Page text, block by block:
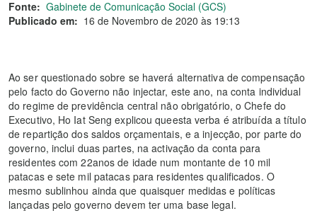
Fonte: Gabinete de Comunicação Social (GCS)
Publicado em: 16 de Novembro de 2020 às 19:13
Ao ser questionado sobre se haverá alternativa de compensação
pelo facto do Governo não injectar, este ano, na conta individual
do regime de previdência central não obrigatório, o Chefe do
Executivo, Ho Iat Seng explicou queesta verba é atribuída a título
de repartição dos saldos orçamentais, e a injecção, por parte do
governo, inclui duas partes, na activação da conta para
residentes com 22anos de idade num montante de 10 mil
patacas e sete mil patacas para residentes qualificados. O
mesmo sublinhou ainda que quaisquer medidas e políticas
lançadas pelo governo devem ter uma base legal.